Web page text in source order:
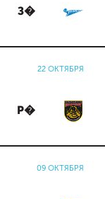
З�
22 ОКТЯБРЯ
Р�
09 ОКТЯБРЯ